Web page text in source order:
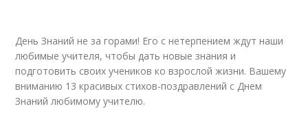
День Знаний не за горами! Его с нетерпением ждут наши
любимые учителя, чтобы дать новые знания и
подготовить своих учеников ко взрослой жизни. Вашему
вниманию 13 красивых стихов-поздравлений с Днем
Знаний любимому учителю.